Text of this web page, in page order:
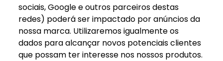
sociais, Google e outros parceiros destas
redes) poderá ser impactado por anúncios da
nossa marca. Utilizaremos igualmente os
dados para alcançar novos potenciais clientes
que possam ter interesse nos nossos produtos.